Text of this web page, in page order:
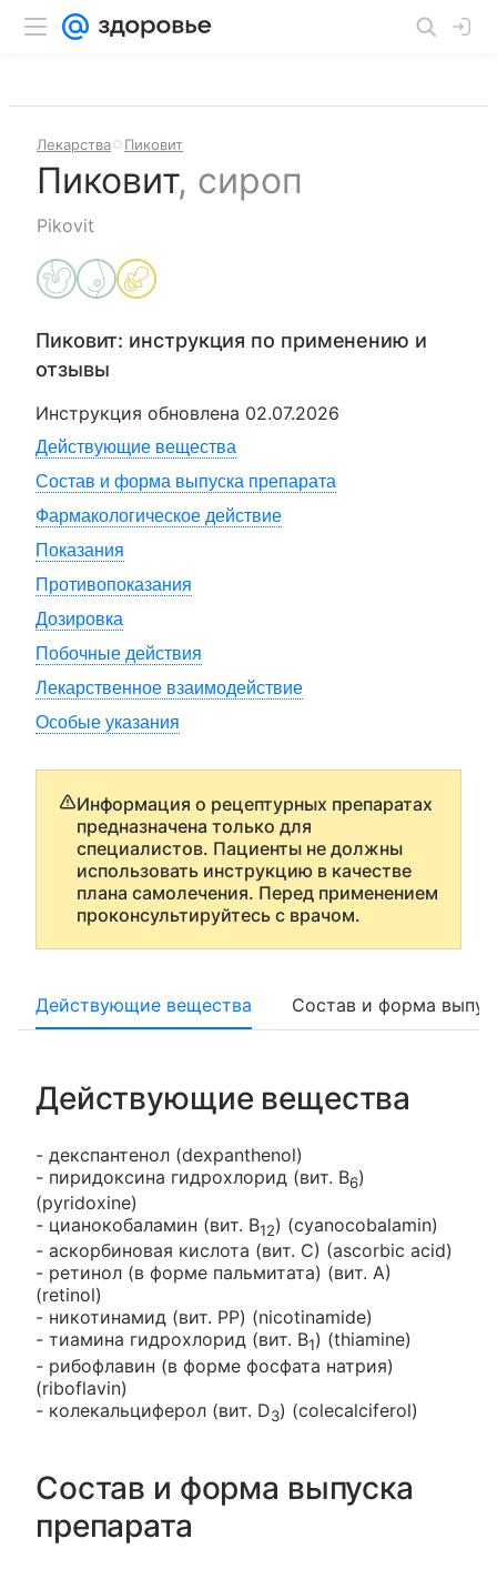
Лекарства Пиковит
Пиковит, сироп
Pikovit
Пиковит: инструкция по применению и
отзывы
Инструкция обновлена 02.07.2026
Действующие вещества
Состав и форма выпуска препарата
Фармакологическое действие
Показания
Противопоказания
Дозировка
Побочные действия
Лекарственное взаимодействие
Особые указания
Информация о рецептурных препаратах
предназначена только для
специалистов. Пациенты не должны
использовать инструкцию в качестве
плана самолечения. Перед применением
проконсультируйтесь с врачом.
Действующие вещества Состав и форма
Действующие вещества
- декспантенол (dexpanthenol)
- пиридоксина гидрохлорид (вит. B6)
(pyridoxine)
- цианокобаламин (вит. B12) (cyanocobalamin)
- аскорбиновая кислота (вит. С) (ascorbic acid)
- ретинол (в форме пальмитата) (вит. А)
(retinol)
- никотинамид (вит. PP) (nicotinamide)
- тиамина гидрохлорид (вит. B1) (thiamine)
- рибофлавин (в форме фосфата натрия)
(riboflavin)
- колекальциферол (вит. D3) (colecalciferol)
Состав и форма выпуска
препарата